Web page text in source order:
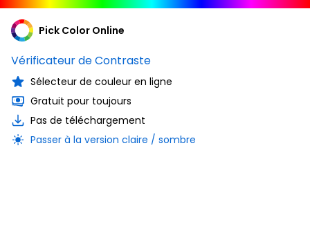
Pick Color Online
Vérificateur de Contraste
Sélecteur de couleur en ligne
Gratuit pour toujours
Pas de téléchargement
Passer à la version claire / sombre